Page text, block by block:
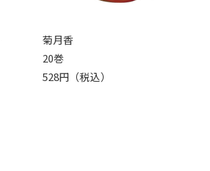
菊月香
20巻
528円（税込）